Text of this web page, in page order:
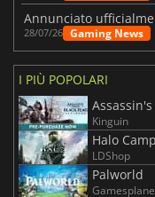
28/07/26 Gaming News
I PIÙ POPOLARI
Kinguin
Halo
LDShop
Palworld